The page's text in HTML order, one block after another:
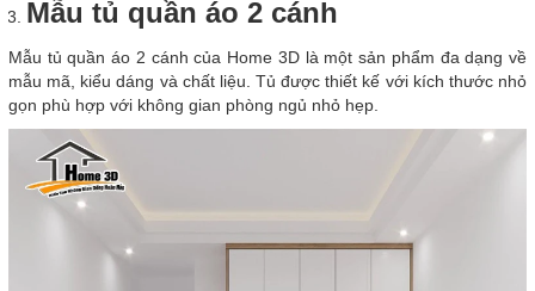
Mẫu tủ quần áo 2 cánh
Mẫu tủ quần áo 2 cánh của Home 3D là một sản phẩm đa dạng về
mẫu mã, kiểu dáng và chất liệu. Tủ được thiết kế với kích thước nhỏ
gọn phù hợp với không gian phòng ngủ nhỏ hẹp.